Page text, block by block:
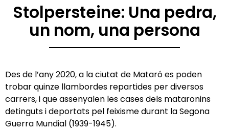
Stolpersteine: Una pedra,
un nom, una persona
Des de l’any 2020, a la ciutat de Mataró es poden
trobar quinze llambordes repartides per diversos
carrers, i que assenyalen les cases dels mataronins
detinguts i deportats pel feixisme durant la Segona
Guerra Mundial (1939-1945).